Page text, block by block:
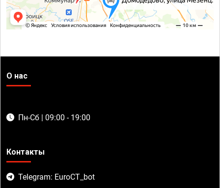
О нас
Пн-Сб | 09:00 - 19:00
Контакты
Telegram: EuroCT_bot